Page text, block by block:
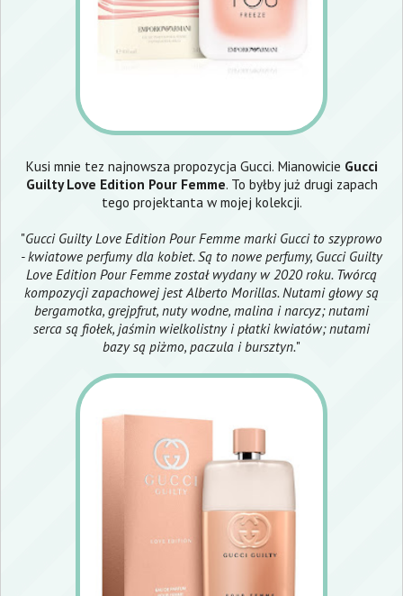
Kusi mnie tez najnowsza propozycja Gucci. Mianowicie Gucci
Guilty Love Edition Pour Femme. To byłby już drugi zapach
tego projektanta w mojej kolekcji.
"Gucci Guilty Love Edition Pour Femme marki Gucci to szyprowo
- kwiatowe perfumy dla kobiet. Są to nowe perfumy, Gucci Guilty
Love Edition Pour Femme został wydany w 2020 roku. Twórcą
kompozycji zapachowej jest Alberto Morillas. Nutami głowy są
bergamotka, grejpfrut, nuty wodne, malina i narcyz; nutami
serca są fiołek, jaśmin wielkolistny i płatki kwiatów; nutami
bazy są piżmo, paczula i bursztyn."